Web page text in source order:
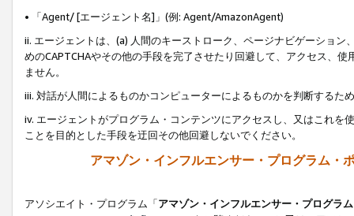
• 「Agent/ [エージェント名]」(例: Agent/AmazonAgent)
ii. エージェントは、(a) 人間のキーストローク、ページナビゲーショ
めのCAPTCHAやその他の手段を完了させたり回避して、アクセス、
ません。
iii. 対話が人間によるものかコンピューターによるものかを判断するた
iv. エージェントがプログラム・コンテンツにアクセスし、又はこれ
ことを目的とした手段を迂回その他回避しないでください。
アマゾン・インフルエンサー・プログラム・
アソシエイト・プログラム「アマゾン・インフルエンサー・プログラム